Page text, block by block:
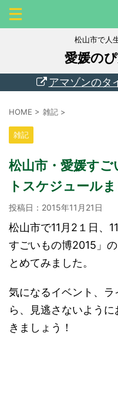
松山市で人
愛媛の
アマゾンのタ
HOME > 雑記 >
雑記
松山市・愛媛す
トスケジュール
投稿日： 2015年11月21日
松山市で11月2１日、
すごいもの博2015」
とめてみました。
気になるイベント、
ら、見逃さないよう
きましょう！